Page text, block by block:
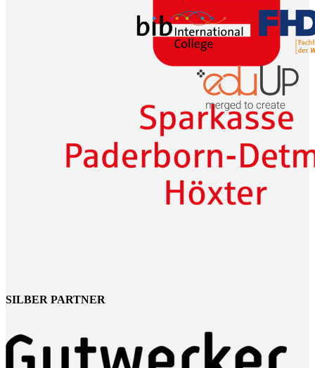
SILBER PARTNER